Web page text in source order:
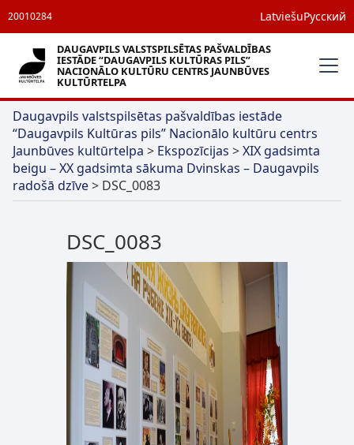
20010284 LatviešuРусский
DAUGAVPILS VALSTSPILSĒTAS PAŠVALDĪBAS
IESTĀDE “DAUGAVPILS KULTŪRAS PILS”
NACIONĀLO KULTŪRU CENTRS JAUNBŪVES
KULTŪRTELPA
Daugavpils valstspilsētas pašvaldības iestāde
“Daugavpils Kultūras pils” Nacionālo kultūru centrs
Jaunbūves kultūrtelpa > Ekspozīcijas >XIX gadsimta
beigu – XX gadsimta sākuma Dvinskas – Daugavpils
radošā dzīve> DSC_0083
DSC_0083